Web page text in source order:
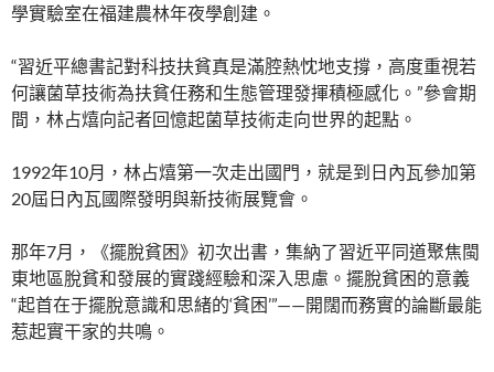
學實驗室在福建農林年夜學創建。
“習近平總書記對科技扶貧真是滿腔熱忱地支撐，高度重視若
何讓菌草技術為扶貧任務和生態管理發揮積極感化。”參會期
間，林占熺向記者回憶起菌草技術走向世界的起點。
1992年10月，林占熺第一次走出國門，就是到日內瓦參加第
20屆日內瓦國際發明與新技術展覽會。
那年7月，《擺脫貧困》初次出書，集納了習近平同道聚焦閩
東地區脫貧和發展的實踐經驗和深入思慮。擺脫貧困的意義
“起首在于擺脫意識和思緒的‘貧困’”——開闊而務實的論斷最能
惹起實干家的共鳴。